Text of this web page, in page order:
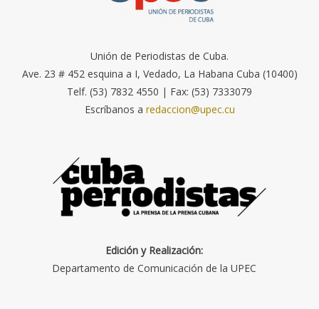
Unión de Periodistas de Cuba.
Ave. 23 # 452 esquina a I, Vedado, La Habana Cuba (10400)
Telf. (53) 7832 4550 | Fax: (53) 7333079
Escríbanos a redaccion@upec.cu
Edición y Realización:
Departamento de Comunicación de la UPEC